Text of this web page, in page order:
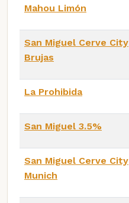
Mahou Limón
San Miguel Cerve City
Brujas
La Prohibida
San Miguel 3.5%
San Miguel Cerve City
Munich